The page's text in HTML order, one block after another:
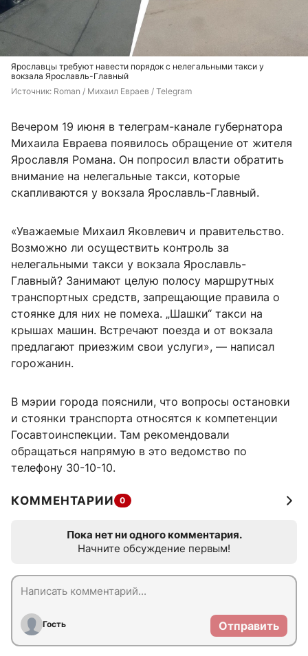
Ярославцы требуют навести порядок с нелегальными такси у
вокзала Ярославль-Главный
Источник: Roman / Михаил Евраев / Telegram
Вечером 19 июня в телеграм-канале губернатора
Михаила Евраева появилось обращение от жителя
Ярославля Романа. Он попросил власти обратить
внимание на нелегальные такси, которые
скапливаются у вокзала Ярославль-Главный.
«Уважаемые Михаил Яковлевич и правительство.
Возможно ли осуществить контроль за
нелегальными такси у вокзала Ярославль-
Главный? Занимают целую полосу маршрутных
транспортных средств, запрещающие правила о
стоянке для них не помеха. „Шашки“ такси на
крышах машин. Встречают поезда и от вокзала
предлагают приезжим свои услуги», — написал
горожанин.
В мэрии города пояснили, что вопросы остановки
и стоянки транспорта относятся к компетенции
Госавтоинспекции. Там рекомендовали
обращаться напрямую в это ведомство по
телефону 30-10-10.
КОММЕНТАРИИ 0
Пока нет ни одного комментария.
Начните обсуждение первым!
Гость Отправить